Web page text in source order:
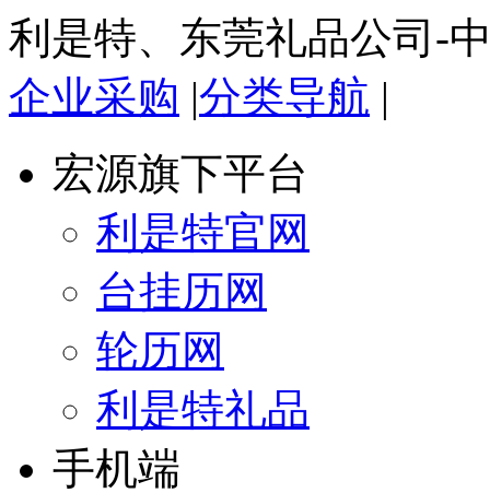
利是特、东莞礼品公司-
企业采购 |分类导航 |
宏源旗下平台
利是特官网
台挂历网
轮历网
利是特礼品
手机端